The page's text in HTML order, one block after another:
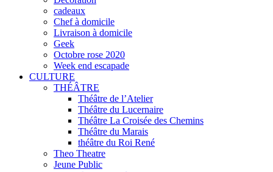
cadeaux
Chef à domicile
Livraison à domicile
Geek
Octobre rose 2020
Week end escapade
CULTURE
THÉÂTRE
Théâtre de l’Atelier
Théâtre du Lucernaire
Théâtre La Croisée des Chemins
Théâtre du Marais
théâtre du Roi René
Theo Theatre
Jeune Public